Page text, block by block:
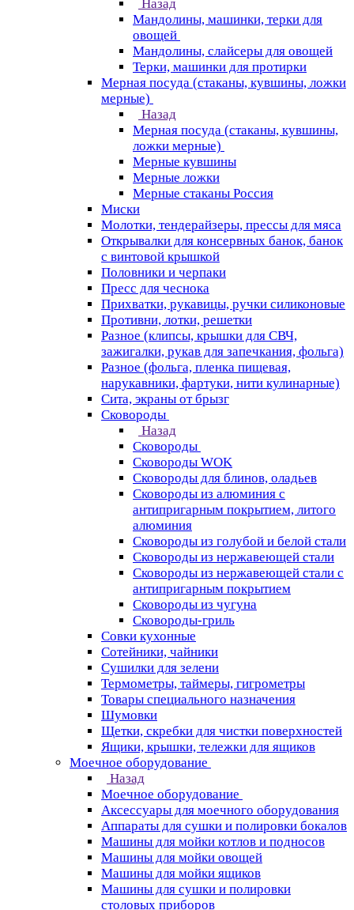
Назад
Мандолины, машинки, терки для
овощей
Мандолины, слайсеры для овощей
Терки, машинки для протирки
Мерная посуда (стаканы, кувшины, ложки
мерные)
Назад
Мерная посуда (стаканы, кувшины,
ложки мерные)
Мерные кувшины
Мерные ложки
Мерные стаканы Россия
Миски
Молотки, тендерайзеры, прессы для мяса
Открывалки для консервных банок, банок
с винтовой крышкой
Половники и черпаки
Пресс для чеснока
Прихватки, рукавицы, ручки силиконовые
Противни, лотки, решетки
Разное (клипсы, крышки для СВЧ,
зажигалки, рукав для запечкания, фольга)
Разное (фольга, пленка пищевая,
нарукавники, фартуки, нити кулинарные)
Сита, экраны от брызг
Сковороды
Назад
Сковороды
Сковороды WOK
Сковороды для блинов, оладьев
Сковороды из алюминия с
антипригарным покрытием, литого
алюминия
Сковороды из голубой и белой стали
Сковороды из нержавеющей стали
Сковороды из нержавеющей стали с
антипригарным покрытием
Сковороды из чугуна
Сковороды-гриль
Совки кухонные
Сотейники, чайники
Сушилки для зелени
Термометры, таймеры, гигрометры
Товары специального назначения
Шумовки
Щетки, скребки для чистки поверхностей
Ящики, крышки, тележки для ящиков
Моечное оборудование
Назад
Моечное оборудование
Аксессуары для моечного оборудования
Аппараты для сушки и полировки бокалов
Машины для мойки котлов и подносов
Машины для мойки овощей
Машины для мойки ящиков
Машины для сушки и полировки
столовых приборов